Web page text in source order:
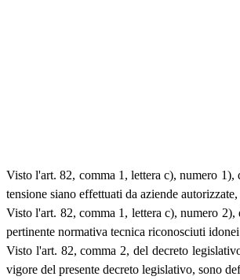
Visto l'art. 82, comma 1, lettera c), numero
tensione siano effettuati da aziende
Visto l'art. 82, comma 1, lettera c), numero
pertinente normativa tecnica riconosciuti
Visto l'art. 82, comma 2, del decreto
vigore del presente decreto legislativo, sono